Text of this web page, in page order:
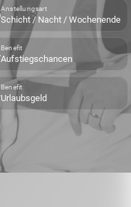
Anstellungsart
Schicht / Nacht / Wochenende
Benefit
Aufstiegschancen
Benefit
Urlaubsgeld